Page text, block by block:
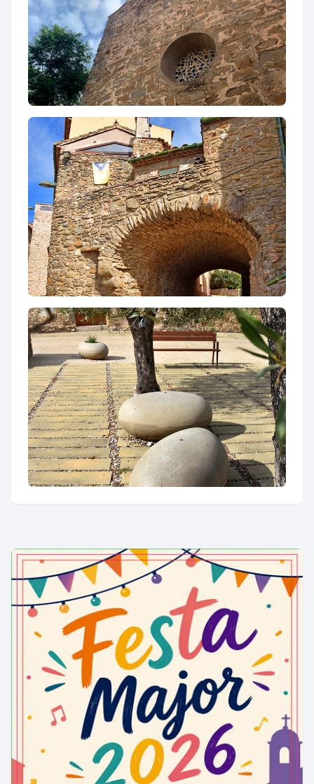
Església parroquial de Sant Vicenç de les
Olives
Nucli històric de les Olives ***